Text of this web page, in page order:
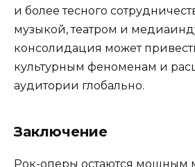
и более тесного
музыкой, театром и
консолидация может
культурным феноменам и
аудитории глобально.
Заключение
Рок-оперы остаются мощным